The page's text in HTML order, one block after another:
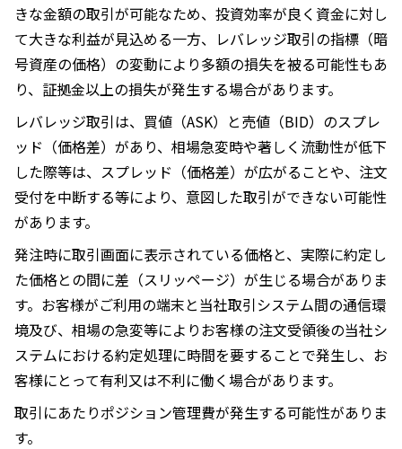
きな金額の取引が可能なため、投資効率が良く資金に対し
て大きな利益が見込める一方、レバレッジ取引の指標（暗
号資産の価格）の変動により多額の損失を被る可能性もあ
り、証拠金以上の損失が発生する場合があります。
レバレッジ取引は、買値（ASK）と売値（BID）のスプレ
ッド（価格差）があり、相場急変時や著しく流動性が低下
した際等は、スプレッド（価格差）が広がることや、注文
受付を中断する等により、意図した取引ができない可能性
があります。
発注時に取引画面に表示されている価格と、実際に約定し
た価格との間に差（スリッページ）が生じる場合がありま
す。お客様がご利用の端末と当社取引システム間の通信環
境及び、相場の急変等によりお客様の注文受領後の当社シ
ステムにおける約定処理に時間を要することで発生し、お
客様にとって有利又は不利に働く場合があります。
取引にあたりポジション管理費が発生する可能性がありま
す。